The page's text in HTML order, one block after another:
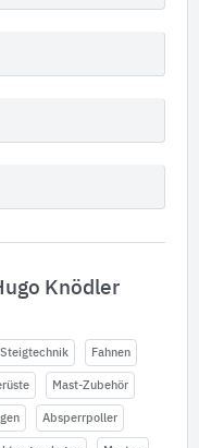
Knödler
Steigtechnik Fahnen
Mast-Zubehör
Absperrpoller